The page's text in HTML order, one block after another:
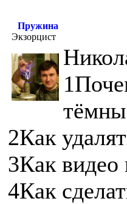
Пружина
Экзорцист
2Как
3Как видео
4Как